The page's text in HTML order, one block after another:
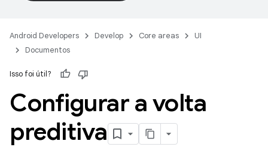
Android Developers Develop Core areas
UI
Documentos
Isso foi útil?
Configurar a volta
preditiva